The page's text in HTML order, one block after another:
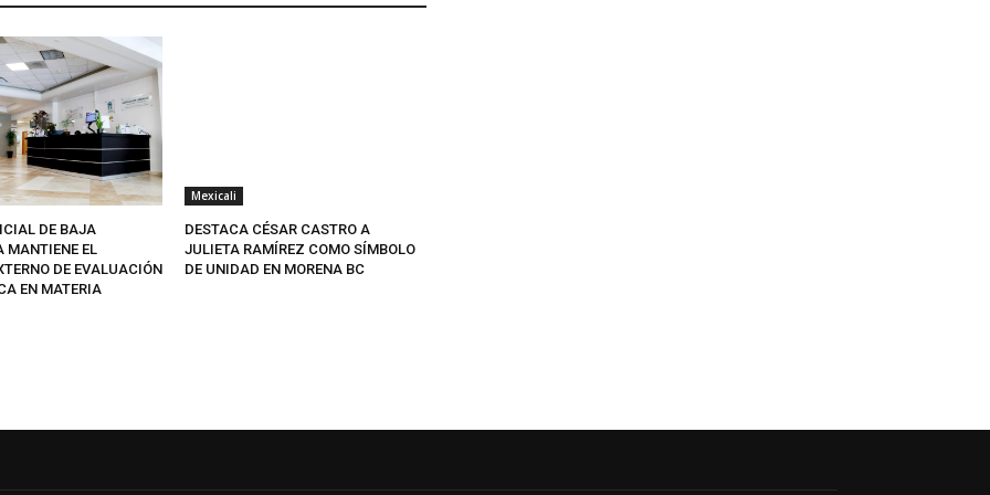
DE BAJA
MANTIENE EL
DE EVALUACIÓN
EN MATERIA
Mexicali
DESTACA CÉSAR CASTRO A
JULIETA RAMÍREZ COMO SÍMBOLO
DE UNIDAD EN MORENA BC